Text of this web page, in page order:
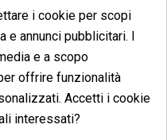
scopi
decorativi, da
è adatto all'uso durante
Tenerefuori dalla
The Tree
i cookie per scopi
annunci pubblicitari. I
e a scopo
offrire funzionalità
Accetti i cookie
interessati?